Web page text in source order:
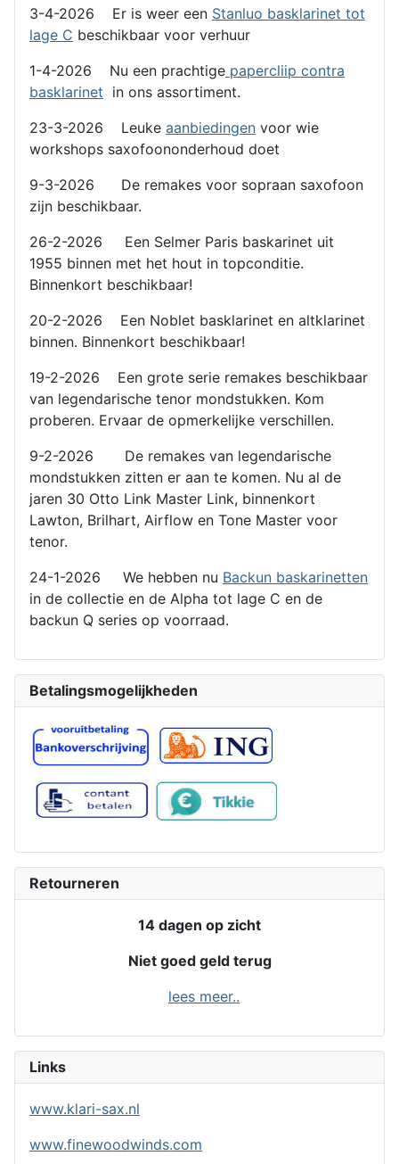
3-4-2026 Er is weer een Stanluo basklarinet tot
lage C beschikbaar voor verhuur
1-4-2026 Nu een prachtige papercliip contra
basklarinet in ons assortiment.
23-3-2026 Leuke aanbiedingen voor wie
workshops saxofoononderhoud doet
9-3-2026 De remakes voor sopraan saxofoon
zijn beschikbaar.
26-2-2026 Een Selmer Paris baskarinet uit
1955 binnen met het hout in topconditie.
Binnenkort beschikbaar!
20-2-2026 Een Noblet basklarinet en altklarinet
binnen. Binnenkort beschikbaar!
19-2-2026 Een grote serie remakes beschikbaar
van legendarische tenor mondstukken. Kom
proberen. Ervaar de opmerkelijke verschillen.
9-2-2026 De remakes van legendarische
mondstukken zitten er aan te komen. Nu al de
jaren 30 Otto Link Master Link, binnenkort
Lawton, Brilhart, Airflow en Tone Master voor
tenor.
24-1-2026 We hebben nu Backun baskarinetten
in de collectie en de Alpha tot lage C en de
backun Q series op voorraad.
Betalingsmogelijkheden
Retourneren
14 dagen op zicht
Niet goed geld terug
lees meer..
Links
www.klari-sax.nl
www.finewoodwinds.com